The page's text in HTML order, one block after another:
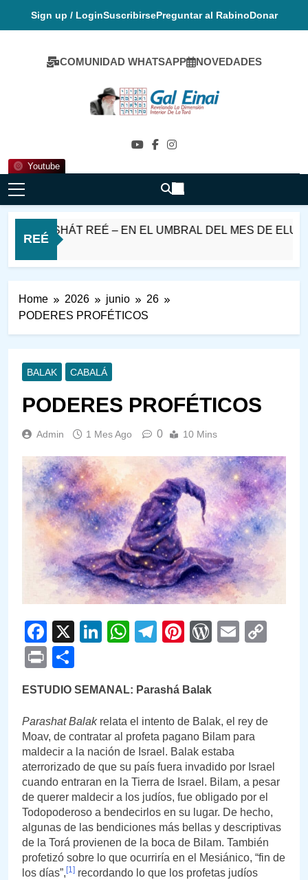
Sign up / LoginSuscribirsePreguntar al RabinoDonar
COMUNIDAD WHATSAPP NOVEDADES
Youtube
Gal Einai En
REÉ
REÉ – EN EL UMBRAL DEL MES DE ELUL
Home 2026 junio
26
PODERES PROFÉTICOS
BALAK CABALÁ
PODERES PROFÉTICOS
Admin 1 Mes Ago 0 10 Mins
Facebook
X LinkedIn
WhatsApp
Telegram
PinterestEmail
Print
ESTUDIO SEMANAL: Parashá Balak
Parashat Balakrelata el intento de Balak, el rey de
Moav, de contratar al profeta pagano Bilam para
maldecir a la nación de Israel. Balak estaba
aterrorizado de que su país fuera invadido por Israel
cuando entraran en la Tierra de Israel. Bilam, a pesar
de querer maldecir a los judíos, fue obligado por el
Todopoderoso a bendecirlos en su lugar. De hecho,
algunas de las bendiciones más bellas y descriptivas
de la Torá provienen de la boca de Bilam. También
profetizó sobre lo que ocurriría en el Mesiánico, “fin de
los días”, [1] recordando lo que los profetas judíos